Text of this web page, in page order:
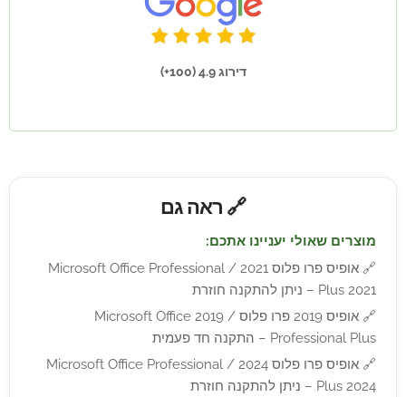
דירוג 4.9 (100+)
🔗 ראה גם
מוצרים שאולי יעניינו אתכם:
🔗
אופיס פרו פלוס 2021 / Microsoft Office Professional
Plus 2021 – ניתן להתקנה חוזרת
🔗
אופיס 2019 פרו פלוס / Microsoft Office 2019
Professional Plus – התקנה חד פעמית
🔗
אופיס פרו פלוס 2024 / Microsoft Office Professional
Plus 2024 – ניתן להתקנה חוזרת